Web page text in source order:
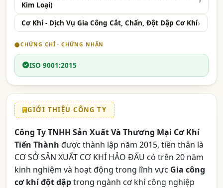
Kim Loại)
Cơ Khí - Dịch Vụ Gia Công Cắt, Chấn, Đột Dập Cơ Khí
CHỨNG CHỈ · CHỨNG NHẬN
ISO 9001:2015
GIỚI THIỆU CÔNG TY
Công Ty TNHH Sản Xuất Và Thương Mại Cơ Khí
Tiến Thành được thành lập năm 2015, tiền thân là
CƠ SỞ SẢN XUẤT CƠ KHÍ HẢO ĐẤU có trên 20 năm
kinh nghiệm và hoạt động trong lĩnh vực Gia công
cơ khí đột dậptrong ngành cơ khí công nghiệp